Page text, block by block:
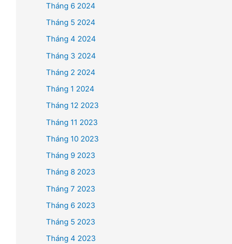
Tháng 6 2024
Tháng 5 2024
Tháng 4 2024
Tháng 3 2024
Tháng 2 2024
Tháng 1 2024
Tháng 12 2023
Tháng 11 2023
Tháng 10 2023
Tháng 9 2023
Tháng 8 2023
Tháng 7 2023
Tháng 6 2023
Tháng 5 2023
Tháng 4 2023